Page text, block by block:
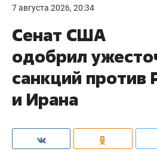
7 августа 2026, 20:34
Сенат США
одобрил
санкций против
и Ирана